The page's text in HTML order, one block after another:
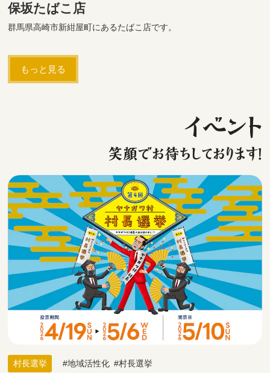
保坂たばこ店
群馬県高崎市新紺屋町にあるたばこ店です。
もっと見る
イベント
笑顔でお待ちしております！
村長選挙 地域活性化 村長選挙